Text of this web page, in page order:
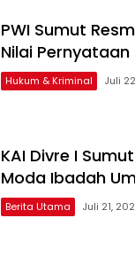
PWI Sumut
Nilai
Hukum & Kriminal Juli
KAI Divre I
Moda Ibadah
Berita Utama Juli 21,